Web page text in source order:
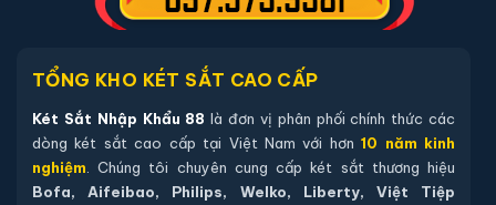
phẩm trên website.
Hướng dẫn mua Két sắt việt tiệp K79E
khóa điện tử
Mua hàng tại két sắt nhập khẩu 88 bạn có thể
chon lựa những cách sau:
TỔNG KHO KÉT SẮT CAO CẤP
Két Sắt Nhập Khẩu 88 là đơn vị phân phối chính thức các
dòng két sắt cao cấp tại Việt Nam với hơn10 năm kinh
nghiệm . Chúng tôi chuyên cung cấp két sắt thương hiệu
Bofa, Aifeibao, Philips, Welko, Liberty, Việt Tiệp